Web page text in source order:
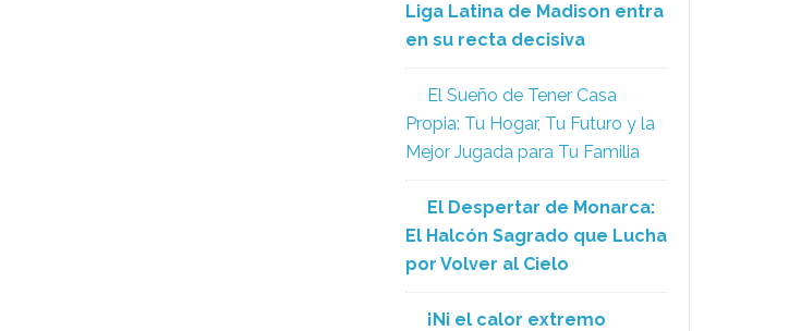
Liga Latina de Madison entra
en su recta decisiva
El Sueño de Tener Casa
Propia: Tu Hogar, Tu Futuro y la
Mejor Jugada para Tu Familia
El Despertar de Monarca:
El Halcón Sagrado que Lucha
por Volver al Cielo
¡Ni el calor extremo